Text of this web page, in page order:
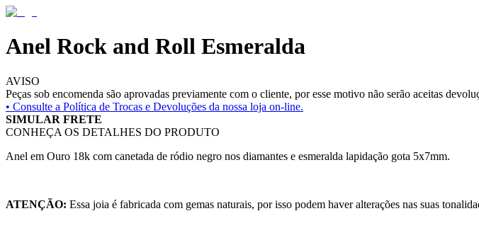
Anel Rock and Roll Esmeralda
AVISO
Peças sob encomenda são aprovadas previamente com o cliente, por esse motivo não serão aceitas
• Consulte a Política de Trocas e Devoluções da nossa loja on-line.
SIMULAR FRETE
CONHEÇA OS DETALHES DO PRODUTO
Anel em Ouro 18k com canetada de ródio negro nos diamantes e esmeralda lapidação gota 5x7mm.
ATENÇÃO: Essa joia é fabricada com gemas naturais, por isso podem haver alterações nas suas